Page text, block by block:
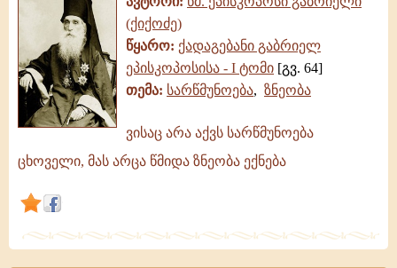
(ქიქოძე)
წყარო: ქადაგებანი გაბრიელ
ეპისკოპოსისა - I ტომი [გვ. 64]
თემა: სარწმუნოება, ზნეობა
არა
აქვს
სარწმუნოება
ცხოველი,
ვისაც არა აქვს სარწმუნოება
ცხოველი, მას არცა წმიდა ზნეობა ექნება